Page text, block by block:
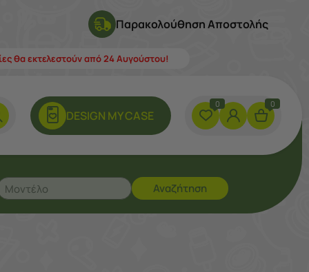
Παρακολούθηση Αποστολής
θα εκτελεστούν από 24 Αυγούστου!
DESIGN ΜY CASE
0 0
Αναζήτηση